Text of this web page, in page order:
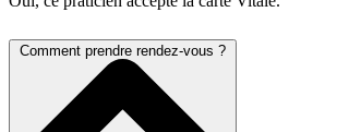
Comment prendre rendez-vous ?